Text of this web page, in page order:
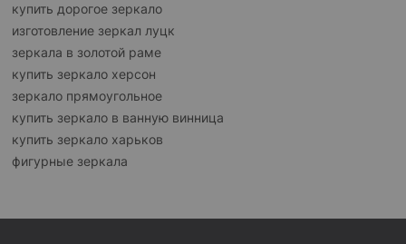
купить дорогое зеркало
изготовление зеркал луцк
зеркала в золотой раме
купить зеркало херсон
зеркало прямоугольное
купить зеркало в ванную винница
купить зеркало харьков
фигурные зеркала